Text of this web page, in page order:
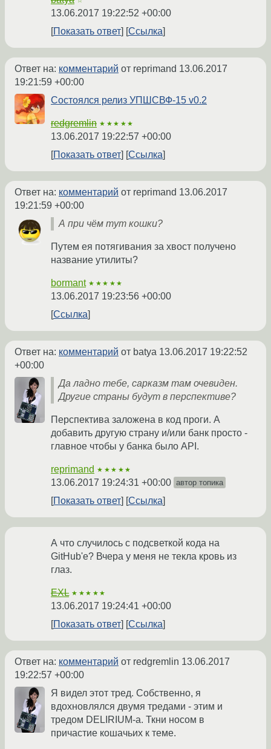
13.06.2017 19:22:52 +00:00
Показать ответ
Ссылка
Ответ на: комментарий от reprimand 13.06.2017
19:21:59 +00:00
Состоялся релиз УПШСВФ-15 v0.2
redgremlin ★★★★★
13.06.2017 19:22:57 +00:00
Показать ответ
Ссылка
Ответ на: комментарий от reprimand 13.06.2017
19:21:59 +00:00
А при чём тут кошки?
Путем ея потягивания за хвост получено
название утилиты?
bormant ★★★★★
13.06.2017 19:23:56 +00:00
Ссылка
Ответ на: комментарий от batya 13.06.2017 19:22:52
+00:00
Да ладно тебе, сарказм там очевиден.
Другие страны будут в перспективе?
Перспектива заложена в код проги. А
добавить другую страну и/или банк просто -
главное чтобы у банка было API.
reprimand ★★★★★
13.06.2017 19:24:31 +00:00 автор топика
Показать ответ Ссылка
А что случилось с подсветкой кода на
GitHub'e? Вчера у меня не текла кровь из
глаз.
EXL ★★★★★
13.06.2017 19:24:41 +00:00
Показать ответ
Ссылка
Ответ на: комментарий от redgremlin 13.06.2017
19:22:57 +00:00
Я видел этот тред. Собственно, я
вдохновлялся двумя тредами - этим и
тредом DELIRIUM-а. Ткни носом в
причастие кошачьих к теме.